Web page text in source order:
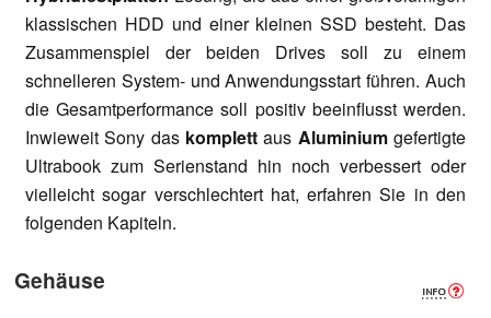
klassischen HDD und einer kleinen SSD besteht. Das
Zusammenspiel der beiden Drives soll zu einem
schnelleren System- und Anwendungsstart führen. Auch
die Gesamtperformance soll positiv beeinflusst werden.
Inwieweit Sony das komplett aus Aluminiumgefertigte
Ultrabook zum Serienstand hin noch verbessert oder
vielleicht sogar verschlechtert hat, erfahren Sie in den
folgenden Kapiteln.
Gehäuse